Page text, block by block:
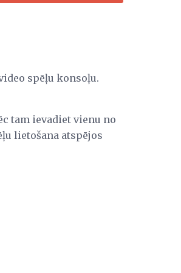
spēļu konsoļu.
tam ievadiet vienu no
lietošana atspējos